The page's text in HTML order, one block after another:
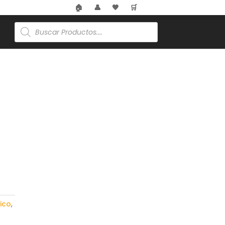
🏠 👤 🖤 🛒
Búsqueda
de
productos
,